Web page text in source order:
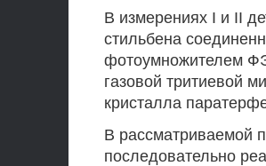
В измерениях I и II
стильбена
фотоумножителем
газовой тритиевой
кристалла
В рассматриваемой
последовательно